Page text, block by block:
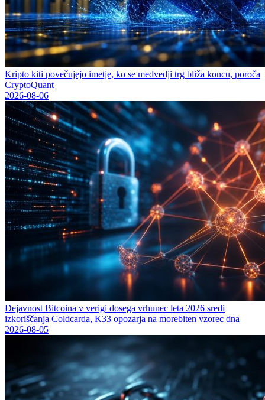
Kripto kiti povečujejo imetje, ko se medvedji trg bliža koncu, poroča
CryptoQuant
2026-08-06
Dejavnost Bitcoina v verigi dosega vrhunec leta 2026 sredi
izkoriščanja Coldcarda, K33 opozarja na morebiten vzorec dna
2026-08-05